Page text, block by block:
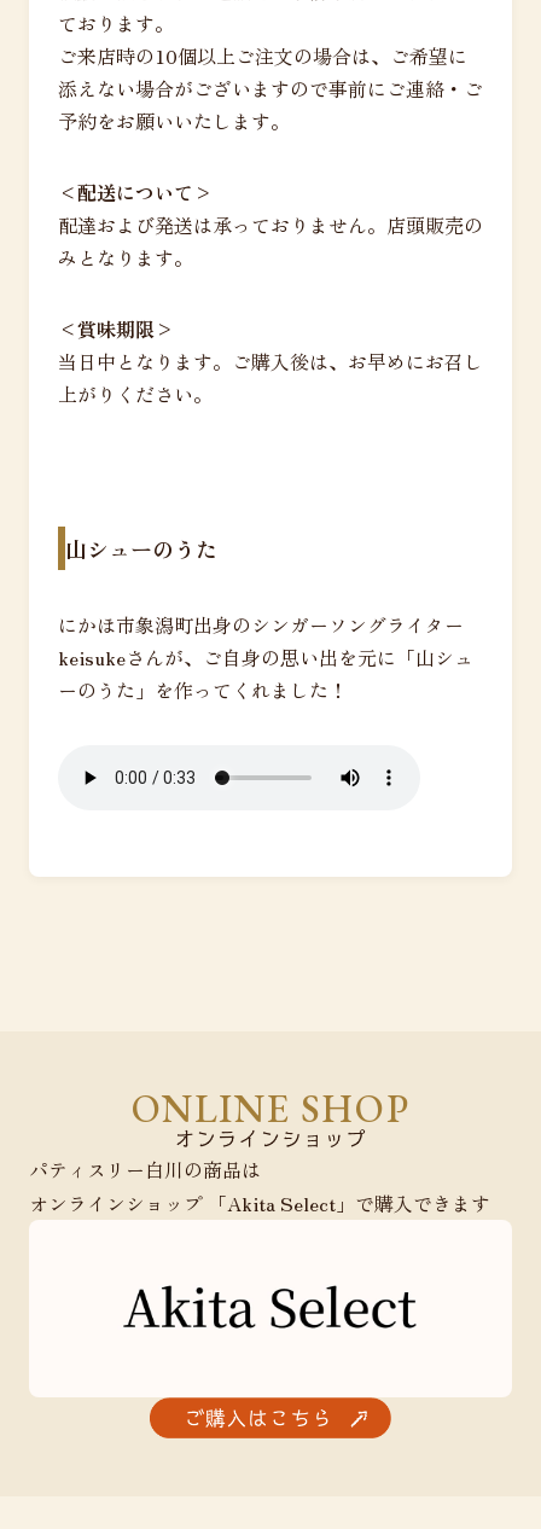
ております。
ご来店時の10個以上ご注文の場合は、ご希望に
添えない場合がございますので事前にご連絡・ご
予約をお願いいたします。
<配送について>
配達および発送は承っておりません。店頭販売の
みとなります。
<賞味期限>
当日中となります。ご購入後は、お早めにお召し
上がりください。
山シューのうた
にかほ市象潟町出身のシンガーソングライター
keisukeさんが、ご自身の思い出を元に「山シュ
ーのうた」を作ってくれました！
ONLINE SHOP
パティスリー白川の商品は
オンラインショップ 「Akita Select」で購入できます